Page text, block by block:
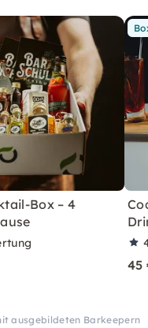
Box – 4
45
ausgebildeten Barkeepern